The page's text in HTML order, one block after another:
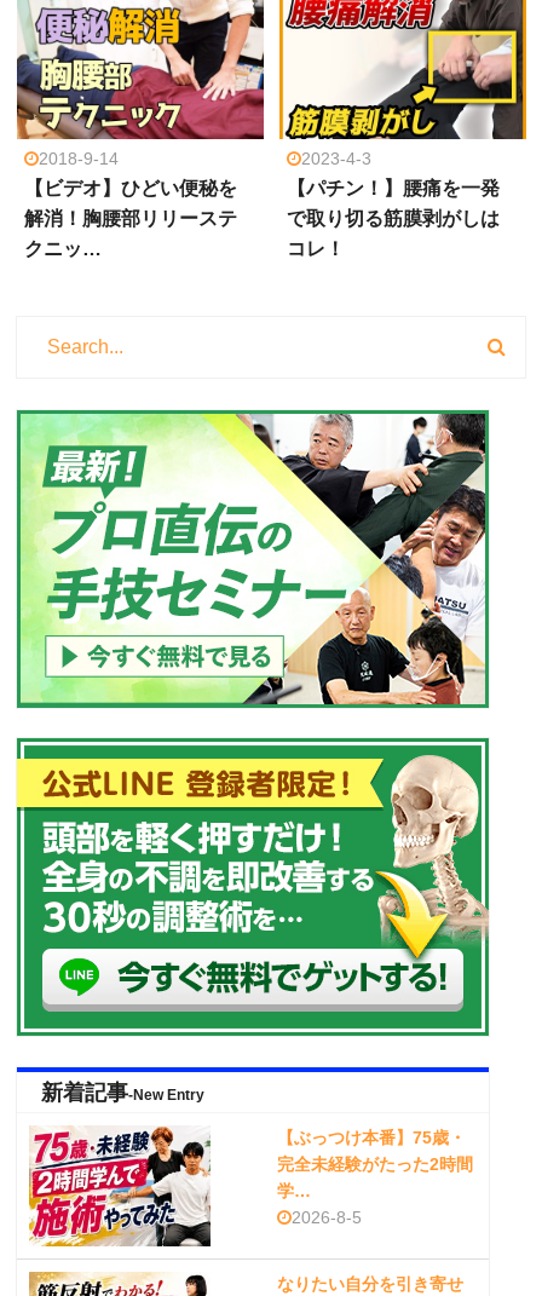
2018-9-14
【ビデオ】ひどい便秘を
解消！胸腰部リリーステ
クニッ…
2023-4-3
【パチン！】腰痛を一発
で取り切る筋膜剥がしは
コレ！
新着記事-New Entry
【ぶっつけ本番】75歳・
完全未経験がたった2時間
学…
2026-8-5
なりたい自分を引き寄せ